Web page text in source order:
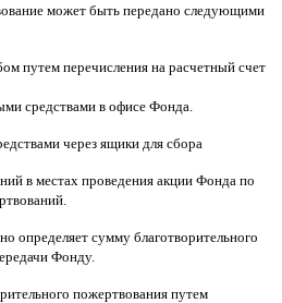
может быть передано следующими
путем перечисления на расчетный счет
средствами в офисе Фонда
через ящики для сбора
в местах проведения акции Фонда по
определяет сумму благотворительного
Фонду.
пожертвования путем